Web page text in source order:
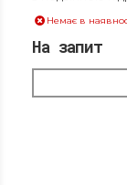
Немає в
На запит